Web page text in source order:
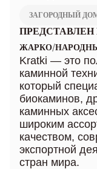
ЗАГОРОДНЫЙ
ПРЕДСТАВЛЕН
ЖАРКО/
Kratki — это
каминной
который
биокаминов,
каминных
широким
качеством,
экспортной
стран мира.